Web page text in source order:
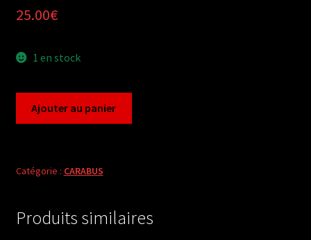
25.00€
1 en stock
lafossei
A2)
Ajouter au panier
Catégorie : CARABUS
Produits similaires